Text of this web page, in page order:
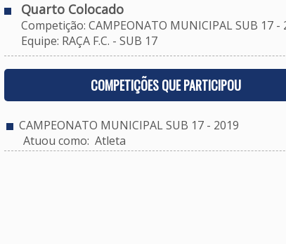
Quarto Colocado
Competição: CAMPEONATO MUNICIPAL SUB 17 -
Equipe: RAÇA F.C. - SUB 17
COMPETIÇÕES QUE PARTICIPOU
CAMPEONATO MUNICIPAL SUB 17 - 2019
Atuou como: Atleta